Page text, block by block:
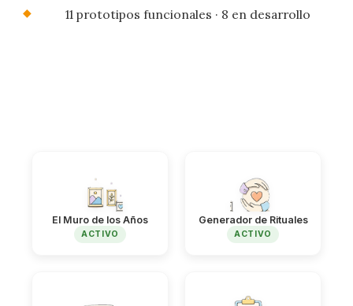
11 prototipos funcionales · 8 en desarrollo
El Muro de los Años
ACTIVO
Generador de Rituales
ACTIVO